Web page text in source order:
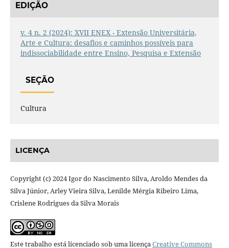
EDIÇÃO
v. 4 n. 2 (2024): XVII ENEX - Extensão Universitária,
Arte e Cultura: desafios e caminhos possíveis para
indissociabilidade entre Ensino, Pesquisa e Extensão
SEÇÃO
Cultura
LICENÇA
Copyright (c) 2024 Igor do Nascimento Silva, Aroldo Mendes da
Silva Júnior, Arley Vieira Silva, Lenilde Mérgia Ribeiro Lima,
Crislene Rodrigues da Silva Morais
Este trabalho está licenciado sob uma licençaCreative Commons